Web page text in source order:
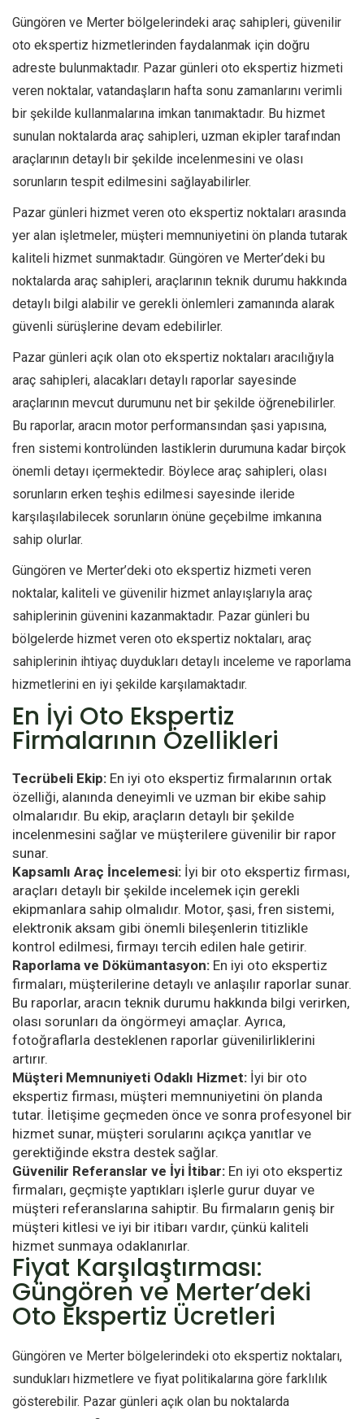
Güngören ve Merter bölgelerindeki araç sahipleri, güvenilir
oto ekspertiz hizmetlerinden faydalanmak için doğru
adreste bulunmaktadır. Pazar günleri oto ekspertiz hizmeti
veren noktalar, vatandaşların hafta sonu zamanlarını verimli
bir şekilde kullanmalarına imkan tanımaktadır. Bu hizmet
sunulan noktalarda araç sahipleri, uzman ekipler tarafından
araçlarının detaylı bir şekilde incelenmesini ve olası
sorunların tespit edilmesini sağlayabilirler.
Pazar günleri hizmet veren oto ekspertiz noktaları arasında
yer alan işletmeler, müşteri memnuniyetini ön planda tutarak
kaliteli hizmet sunmaktadır. Güngören ve Merter’deki bu
noktalarda araç sahipleri, araçlarının teknik durumu hakkında
detaylı bilgi alabilir ve gerekli önlemleri zamanında alarak
güvenli sürüşlerine devam edebilirler.
Pazar günleri açık olan oto ekspertiz noktaları aracılığıyla
araç sahipleri, alacakları detaylı raporlar sayesinde
araçlarının mevcut durumunu net bir şekilde öğrenebilirler.
Bu raporlar, aracın motor performansından şasi yapısına,
fren sistemi kontrolünden lastiklerin durumuna kadar birçok
önemli detayı içermektedir. Böylece araç sahipleri, olası
sorunların erken teşhis edilmesi sayesinde ileride
karşılaşılabilecek sorunların önüne geçebilme imkanına
sahip olurlar.
Güngören ve Merter’deki oto ekspertiz hizmeti veren
noktalar, kaliteli ve güvenilir hizmet anlayışlarıyla araç
sahiplerinin güvenini kazanmaktadır. Pazar günleri bu
bölgelerde hizmet veren oto ekspertiz noktaları, araç
sahiplerinin ihtiyaç duydukları detaylı inceleme ve raporlama
hizmetlerini en iyi şekilde karşılamaktadır.
En İyi Oto Ekspertiz
Firmalarının Özellikleri
Tecrübeli Ekip: En iyi oto ekspertiz firmalarının ortak
özelliği, alanında deneyimli ve uzman bir ekibe sahip
olmalarıdır. Bu ekip, araçların detaylı bir şekilde
incelenmesini sağlar ve müşterilere güvenilir bir rapor
sunar.
Kapsamlı Araç İncelemesi: İyi bir oto ekspertiz firması,
araçları detaylı bir şekilde incelemek için gerekli
ekipmanlara sahip olmalıdır. Motor, şasi, fren sistemi,
elektronik aksam gibi önemli bileşenlerin titizlikle
kontrol edilmesi, firmayı tercih edilen hale getirir.
Raporlama ve Dökümantasyon: En iyi oto ekspertiz
firmaları, müşterilerine detaylı ve anlaşılır raporlar sunar.
Bu raporlar, aracın teknik durumu hakkında bilgi verirken,
olası sorunları da öngörmeyi amaçlar. Ayrıca,
fotoğraflarla desteklenen raporlar güvenilirliklerini
artırır.
Müşteri Memnuniyeti Odaklı Hizmet: İyi bir oto
ekspertiz firması, müşteri memnuniyetini ön planda
tutar. İletişime geçmeden önce ve sonra profesyonel bir
hizmet sunar, müşteri sorularını açıkça yanıtlar ve
gerektiğinde ekstra destek sağlar.
Güvenilir Referanslar ve İyi İtibar: En iyi oto ekspertiz
firmaları, geçmişte yaptıkları işlerle gurur duyar ve
müşteri referanslarına sahiptir. Bu firmaların geniş bir
müşteri kitlesi ve iyi bir itibarı vardır, çünkü kaliteli
hizmet sunmaya odaklanırlar.
Fiyat Karşılaştırması:
Güngören ve Merter’deki
Oto Ekspertiz Ücretleri
Güngören ve Merter bölgelerindeki oto ekspertiz noktaları,
sundukları hizmetlere ve fiyat politikalarına göre farklılık
gösterebilir. Pazar günleri açık olan bu noktalarda